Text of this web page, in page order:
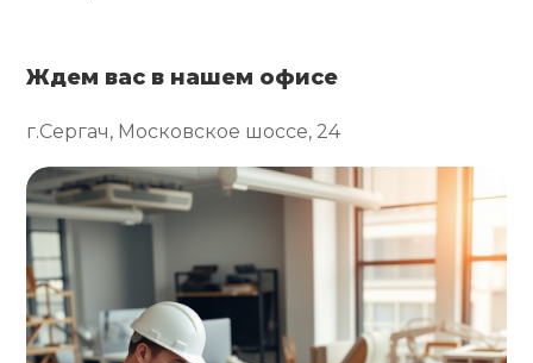
Ждем вас в нашем офисе
г.Сергач, Московское шоссе, 24